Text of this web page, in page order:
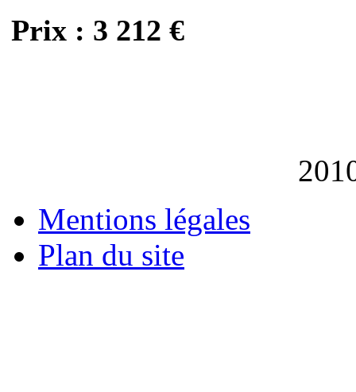
Prix : 3 212 €
Mentions légales
Plan du site